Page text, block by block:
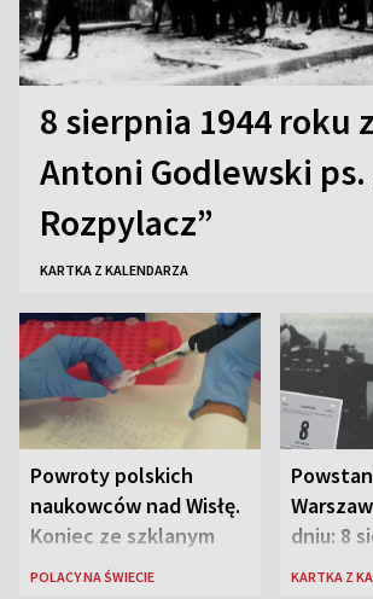
8 sierpnia 1944 roku
Antoni Godlewski
Rozpylacz”
KARTKA Z KALENDARZA
Powroty polskich
naukowców nad Wisłę.
Koniec ze szklanym
sufitem
POLACY NA ŚWIECIE
dniu: 8
KARTKA Z